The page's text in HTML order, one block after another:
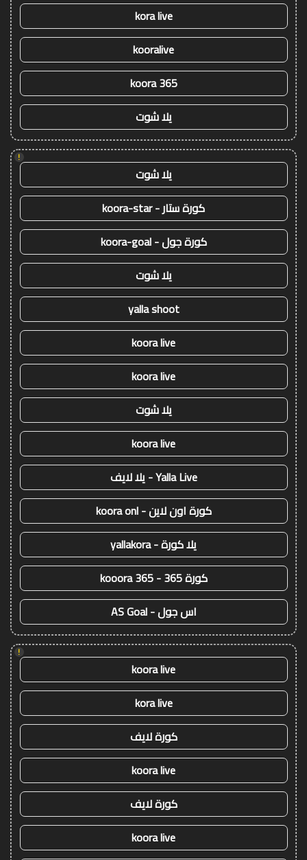
kora live
kooralive
koora 365
يلا شوت
!
يلا شوت
كورة ستار - koora-star
كورة جول - koora-goal
يلا شوت
yalla shoot
koora live
koora live
يلا شوت
koora live
Yalla Live - يلا لايف
كورة اون لاين - koora onl
يلا كورة - yallakora
كورة 365 - kooora 365
اس جول - AS Goal
!
koora live
kora live
كورة لايف
koora live
كورة لايف
koora live